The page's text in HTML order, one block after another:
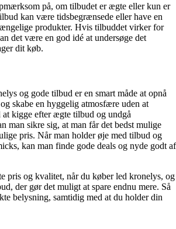
på, om tilbudet er ægte eller kun er
kan være tidsbegrænsede eller have en
produkter. Hvis tilbuddet virker for
det være en god idé at undersøge det
dit køb.
og gode tilbud er en smart måde at opnå
skabe en hyggelig atmosfære uden at
kigge efter ægte tilbud og undgå
man sikre sig, at man får det bedst mulige
pris. Når man holder øje med tilbud og
kan man finde gode deals og nyde godt af
pris og kvalitet, når du køber led kronelys, og
der gør det muligt at spare endnu mere. Så
belysning, samtidig med at du holder din